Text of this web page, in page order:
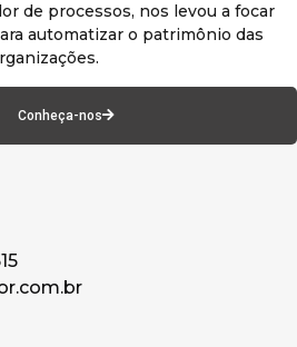
de processos, nos levou a focar
automatizar o patrimônio das
Conheça-nos